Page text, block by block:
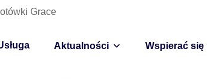
Grace
Aktualności Wspierać się